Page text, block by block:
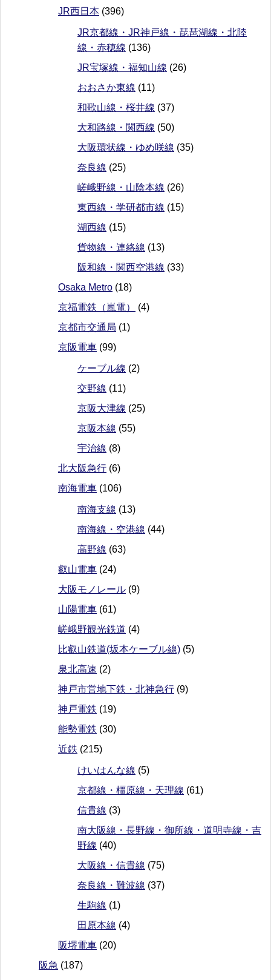
JR西日本 (396)
JR京都線・JR神戸線・琵琶湖線・北陸
線・赤穂線 (136)
JR宝塚線・福知山線 (26)
おおさか東線 (11)
和歌山線・桜井線 (37)
大和路線・関西線 (50)
大阪環状線・ゆめ咲線 (35)
奈良線 (25)
嵯峨野線・山陰本線 (26)
東西線・学研都市線 (15)
湖西線 (15)
貨物線・連絡線 (13)
阪和線・関西空港線 (33)
Osaka Metro (18)
京福電鉄（嵐電）
(4)
京都市交通局 (1)
京阪電車 (99)
ケーブル線 (2)
交野線 (11)
京阪大津線 (25)
京阪本線 (55)
宇治線 (8)
北大阪急行 (6)
南海電車 (106)
南海支線 (13)
南海線・空港線 (44)
高野線 (63)
叡山電車 (24)
大阪モノレール (9)
山陽電車 (61)
嵯峨野観光鉄道 (4)
比叡山鉄道(坂本ケーブル線) (5)
泉北高速 (2)
神戸市営地下鉄・北神急行 (9)
神戸電鉄 (19)
能勢電鉄 (30)
近鉄 (215)
けいはんな線 (5)
京都線・橿原線・天理線 (61)
信貴線 (3)
南大阪線・長野線・御所線・道明寺線・吉
野線 (40)
大阪線・信貴線 (75)
奈良線・難波線 (37)
生駒線 (1)
田原本線 (4)
阪堺電車 (20)
阪急 (187)